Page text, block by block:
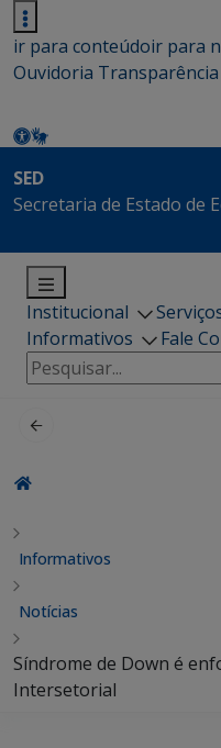
ir para conteúdoir para
Ouvidoria Transparência
SED
Secretaria de Estado de
Institucional
Informativos
Fale
Pesquisar
por:
Informativos
Notícias
Síndrome de Down é
Intersetorial